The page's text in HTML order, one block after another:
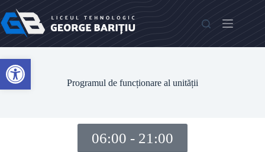
Open toolbar
Programul de funcționare al unității
06:00 - 21:00